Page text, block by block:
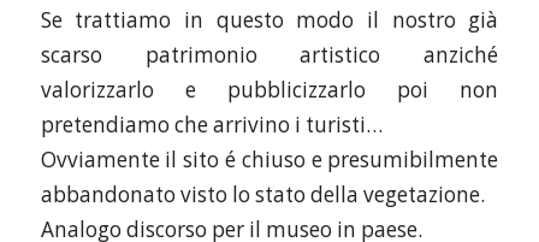
Se trattiamo in questo modo il nostro già
scarso patrimonio artistico anziché
valorizzarlo e pubblicizzarlo poi non
pretendiamo che arrivino i turisti…
Ovviamente il sito é chiuso e presumibilmente
abbandonato visto lo stato della vegetazione.
Analogo discorso per il museo in paese.